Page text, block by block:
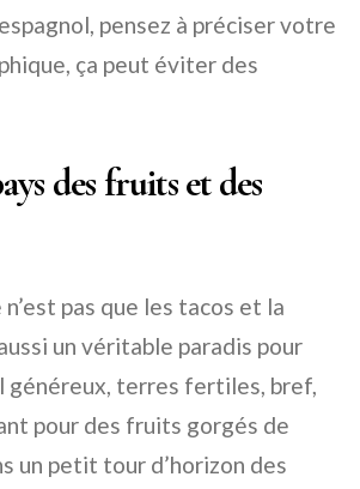
pensez à préciser votre
ça peut éviter des
des fruits et des
pas que les tacos et la
un véritable paradis pour
généreux, terres fertiles, bref,
pour des fruits gorgés de
un petit tour d’horizon des